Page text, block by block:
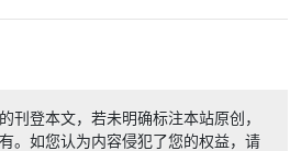
刊登本文，若未明确标注本站原创，
。如您认为内容侵犯了您的权益，请